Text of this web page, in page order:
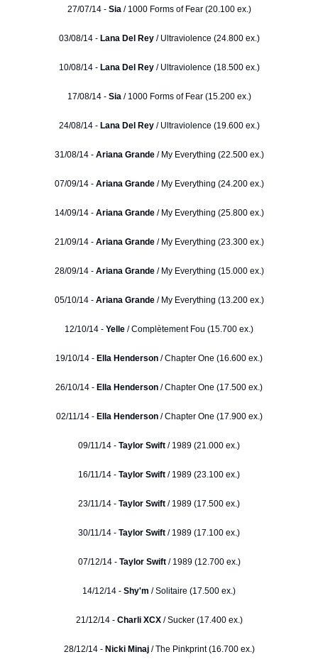
27/07/14 - Sia / 1000 Forms of Fear (20.100 ex.)
03/08/14 - Lana Del Rey / Ultraviolence (24.800 ex.)
10/08/14 - Lana Del Rey/ Ultraviolence (18.500 ex.)
17/08/14 - Sia / 1000 Forms of Fear (15.200 ex.)
24/08/14 -Lana Del Rey/ Ultraviolence (19.600 ex.)
31/08/14 - Ariana Grande/ My Everything (22.500 ex.)
07/09/14 - Ariana Grande/ My Everything (24.200 ex.)
14/09/14 - Ariana Grande/ My Everything (25.800 ex.)
21/09/14 - Ariana Grande/ My Everything (23.300 ex.)
28/09/14 - Ariana Grande/ My Everything (15.000 ex.)
05/10/14 -Ariana Grande/ My Everything (13.200 ex.)
12/10/14 - Yelle / Complètement Fou (15.700 ex.)
19/10/14 - Ella Henderson / Chapter One (16.600 ex.)
26/10/14 - Ella Henderson / Chapter One (17.500 ex.)
02/11/14 - Ella Henderson/ Chapter One (17.900 ex.)
09/11/14 - Taylor Swift / 1989 (21.000 ex.)
16/11/14 - Taylor Swift / 1989 (23.100 ex.)
23/11/14 - Taylor Swift / 1989 (17.500 ex.)
30/11/14 - Taylor Swift / 1989 (17.100 ex.)
07/12/14 - Taylor Swift/ 1989 (12.700 ex.)
14/12/14 - Shy'm / Solitaire (17.500 ex.)
21/12/14 - Charli XCX/ Sucker (17.400 ex.)
28/12/14 -Nicki Minaj/ The Pinkprint (16.700 ex.)